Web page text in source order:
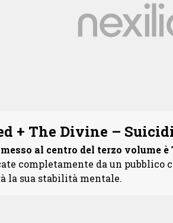
+ The Divine –
al centro del terzo volume è
completamente da un pubblico
la sua stabilità mentale.